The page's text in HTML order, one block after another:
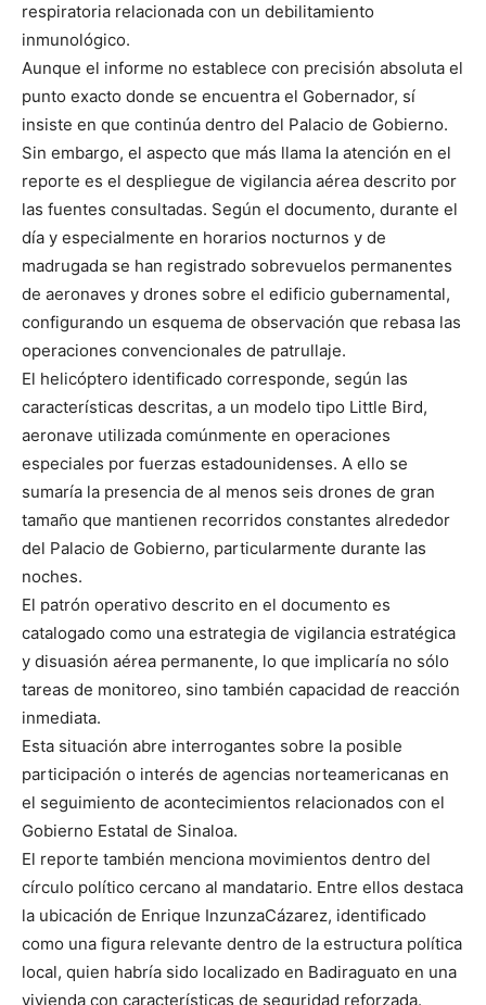
respiratoria relacionada con un debilitamiento
inmunológico.
Aunque el informe no establece con precisión absoluta el
punto exacto donde se encuentra el Gobernador, sí
insiste en que continúa dentro del Palacio de Gobierno.
Sin embargo, el aspecto que más llama la atención en el
reporte es el despliegue de vigilancia aérea descrito por
las fuentes consultadas. Según el documento, durante el
día y especialmente en horarios nocturnos y de
madrugada se han registrado sobrevuelos permanentes
de aeronaves y drones sobre el edificio gubernamental,
configurando un esquema de observación que rebasa las
operaciones convencionales de patrullaje.
El helicóptero identificado corresponde, según las
características descritas, a un modelo tipo Little Bird,
aeronave utilizada comúnmente en operaciones
especiales por fuerzas estadounidenses. A ello se
sumaría la presencia de al menos seis drones de gran
tamaño que mantienen recorridos constantes alrededor
del Palacio de Gobierno, particularmente durante las
noches.
El patrón operativo descrito en el documento es
catalogado como una estrategia de vigilancia estratégica
y disuasión aérea permanente, lo que implicaría no sólo
tareas de monitoreo, sino también capacidad de reacción
inmediata.
Esta situación abre interrogantes sobre la posible
participación o interés de agencias norteamericanas en
el seguimiento de acontecimientos relacionados con el
Gobierno Estatal de Sinaloa.
El reporte también menciona movimientos dentro del
círculo político cercano al mandatario. Entre ellos destaca
la ubicación de Enrique InzunzaCázarez, identificado
como una figura relevante dentro de la estructura política
local, quien habría sido localizado en Badiraguato en una
vivienda con características de seguridad reforzada.